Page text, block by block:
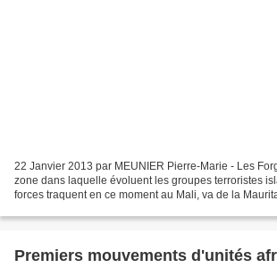
22 Janvier 2013 par MEUNIER Pierre-Marie - Les
zone dans laquelle évoluent les groupes terroristes
forces traquent en ce moment au Mali, va de la
Premiers mouvements d'unités